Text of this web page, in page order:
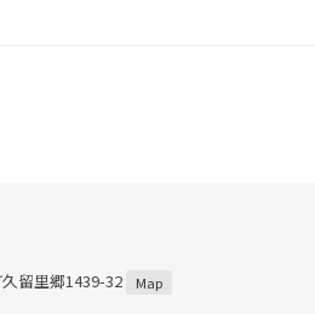
留里郷1439-32 Map